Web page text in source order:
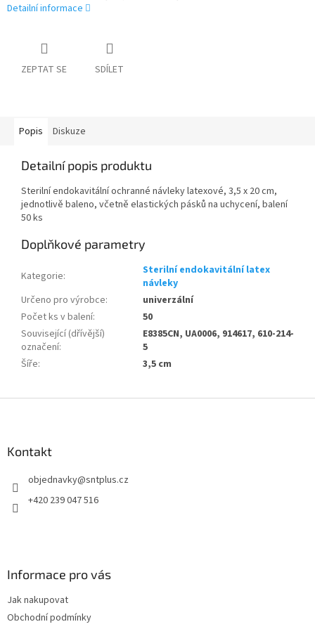
Detailní informace
ZEPTAT SE SDÍLET
Popis Diskuze
Detailní popis produktu
Sterilní endokavitální ochranné návleky latexové, 3,5 x 20 cm,
jednotlivě baleno, včetně elastických pásků na uchycení, balení
50 ks
Doplňkové parametry
Kategorie:
Sterilní endokavitální latex
návleky
Určeno pro výrobce:
univerzální
Počet ks v balení:
50
Související (dřívější)
označení:
E8385CN, UA0006, 914617, 610-214-
5
Šíře: 3,5 cm
Kontakt
objednavky@sntplus.cz
+420 239 047 516
Informace pro vás
Jak nakupovat
Obchodní podmínky